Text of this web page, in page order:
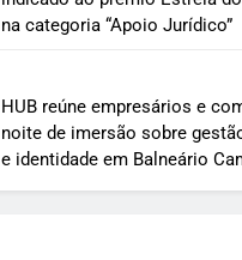
na categoria “Apoio Jurídico”
HUB reúne empresários e
noite de imersão sobre
e identidade em Balneário